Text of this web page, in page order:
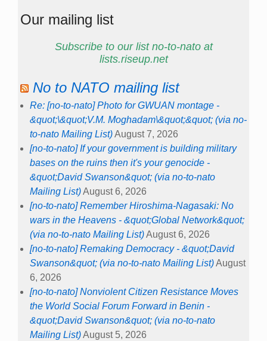
Our mailing list
Subscribe to our list no-to-nato at
lists.riseup.net
No to NATO mailing list
Re: [no-to-nato] Photo for GWUAN montage -
&quot;\&quot;V.M. Moghadam\&quot;&quot; (via no-
to-nato Mailing List)August 7, 2026
[no-to-nato] If your government is building military
bases on the ruins then it's your genocide -
&quot;David Swanson&quot; (via no-to-nato
Mailing List)August 6, 2026
[no-to-nato] Remember Hiroshima-Nagasaki: No
wars in the Heavens - &quot;Global Network&quot;
(via no-to-nato Mailing List)August 6, 2026
[no-to-nato] Remaking Democracy - &quot;David
Swanson&quot; (via no-to-nato Mailing List)August
6, 2026
[no-to-nato] Nonviolent Citizen Resistance Moves
the World Social Forum Forward in Benin -
&quot;David Swanson&quot; (via no-to-nato
Mailing List)August 5, 2026